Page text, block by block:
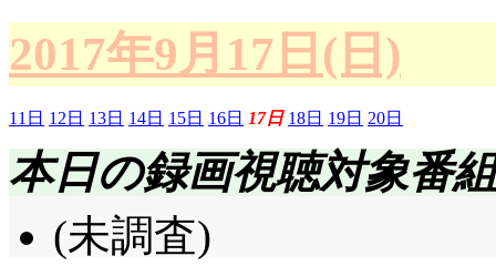
2017年9月17日(日)
11日 12日 13日 14日 15日 16日 17日 18日 19日 20日
本日の録画視聴対象番組
(未調査)